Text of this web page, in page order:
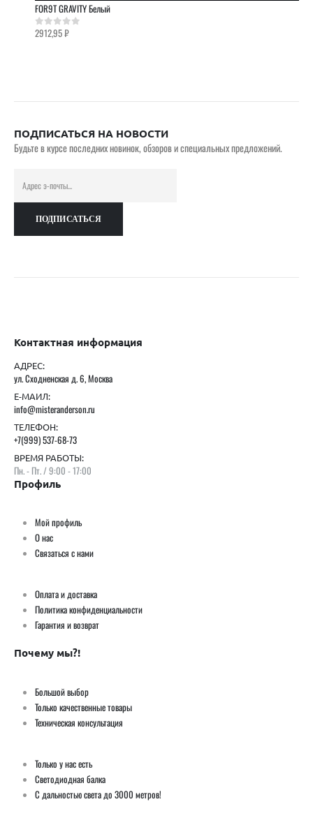
FOR9T GRAVITY Белый
0out of 5
2912,95₽
ПОДПИСАТЬСЯ НА НОВОСТИ
Будьте в курсе последних новинок, обзоров и специальных предложений.
Контактная информация
АДРЕС:
ул. Сходненская д. 6, Москва
Е-МАИЛ:
info@misteranderson.ru
ТЕЛЕФОН:
+7(999) 537-68-73
ВРЕМЯ РАБОТЫ:
Пн. - Пт. / 9:00 - 17:00
Профиль
Мой профиль
О нас
Связаться с нами
Оплата и доставка
Политика конфиденциальности
Гарантия и возврат
Почему мы?!
Большой выбор
Только качественные товары
Техническая консультация
Только у нас есть
Светодиодная балка
С дальностью света до 3000 метров!